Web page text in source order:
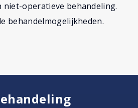
niet-operatieve behandeling.
behandelmogelijkheden.